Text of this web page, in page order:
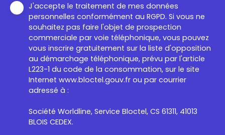
J'accepte le traitement de mes données
personnelles conformément au RGPD. Si vous ne
souhaitez pas faire l'objet de prospection
commerciale par voie téléphonique, vous pouvez
vous inscrire gratuitement sur la liste d'opposition
au démarchage téléphonique, prévu par l'article
L223-1 du code de la consommation, sur le site
Internet www.bloctel.gouv.fr ou par courrier
adressé à :
Société Worldline, Service Bloctel, CS 61311, 41013
BLOIS CEDEX.